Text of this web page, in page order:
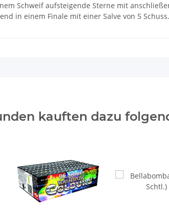
Schweif aufsteigende Sterne mit
in einem Finale mit einer Salve von 5 Schuss.
kauften dazu